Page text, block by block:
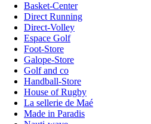
Basket-Center
Direct Running
Direct-Volley
Espace Golf
Foot-Store
Galope-Store
Golf and co
Handball-Store
House of Rugby
La sellerie de Maé
Made in Paradis